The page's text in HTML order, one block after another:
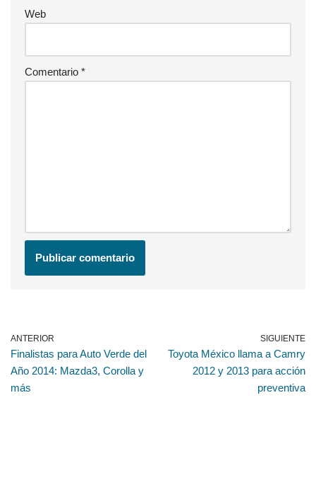
Web
Comentario *
ANTERIOR
Finalistas para Auto Verde del
Año 2014: Mazda3, Corolla y
más
SIGUIENTE
Toyota México llama a Camry
2012 y 2013 para acción
preventiva